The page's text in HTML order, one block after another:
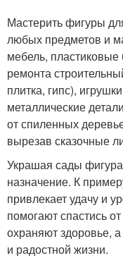
Мастерить фигуры
любых предметов и
мебель,
ремонта
плитка, гипс),
металлические
от спиленных
вырезав сказочные
Украшая сады
назначение. К
привлекает удачу и
помогают спастись
охраняют здоровье,
и радостной жизни.